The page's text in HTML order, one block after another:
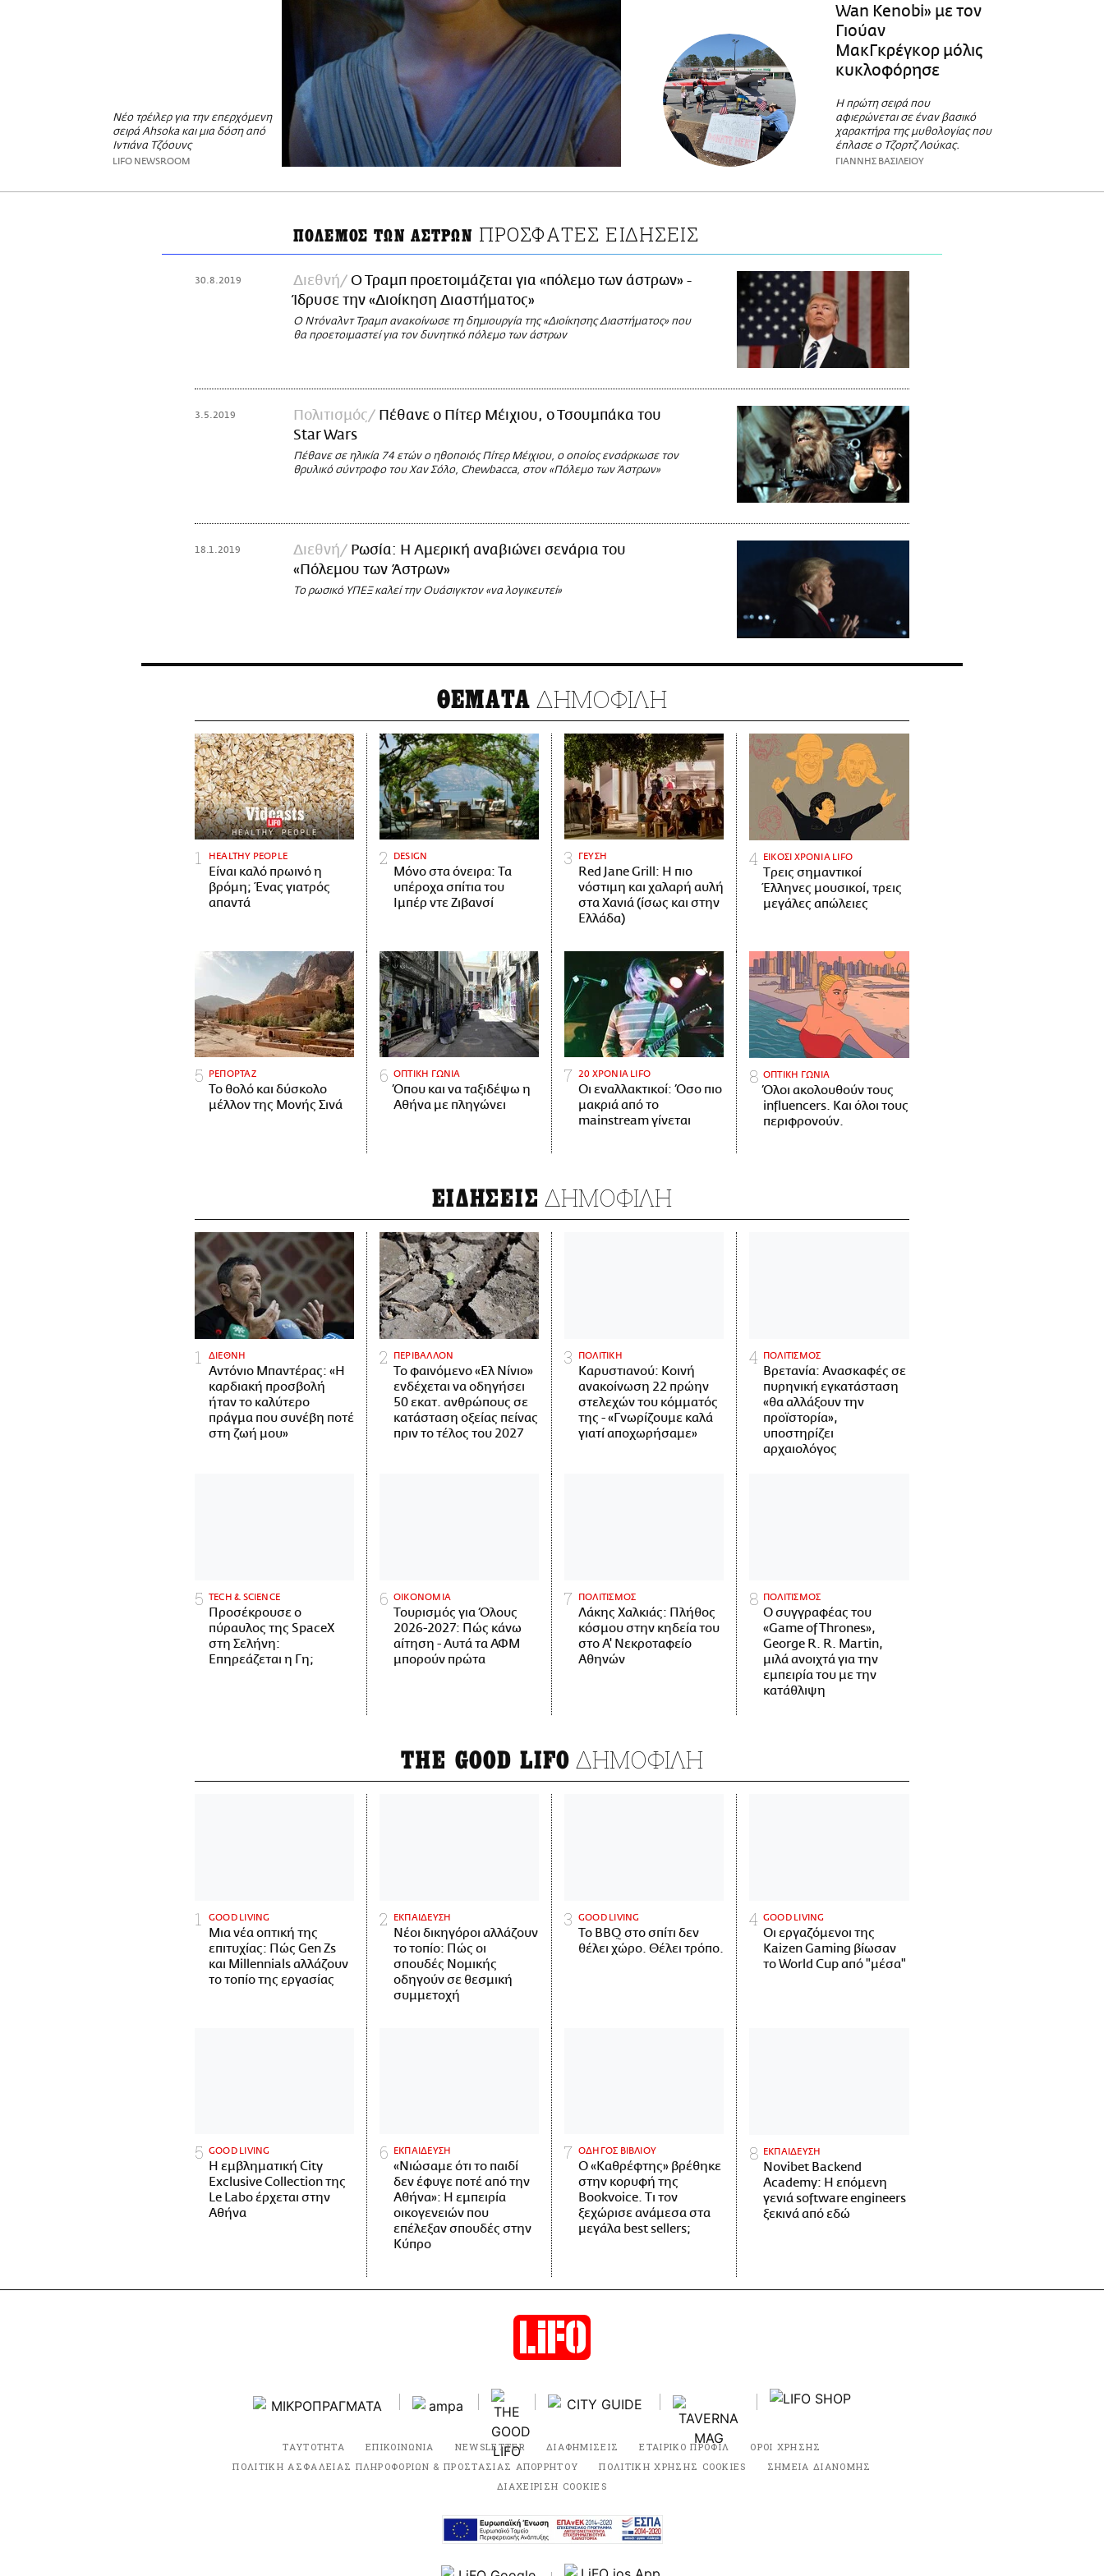
Nέο τρέιλερ για την επερχόμενη
σειρά Ahsoka και μια δόση από
Ιντιάνα Τζόουνς
LIFO NEWSROOM
Wan Kenobi» με τον
Γιούαν
ΜακΓκρέγκορ μόλις
κυκλοφόρησε
Η πρώτη σειρά που
αφιερώνεται σε έναν βασικό
χαρακτήρα της μυθολογίας που
έπλασε ο Τζορτζ Λούκας.
ΓΙΑΝΝΗΣ ΒΑΣΙΛΕΙΟΥ
ΠΟΛΕΜΟΣ ΤΩΝ ΑΣΤΡΩΝ ΠΡΟΣΦΑΤΕΣ ΕΙΔΗΣΕΙΣ
30.8.2019 Διεθνή
Ο Τραμπ προετοιμάζεται για «πόλεμο των άστρων» -
Ίδρυσε την «Διοίκηση Διαστήματος»
Ο Ντόναλντ Τραμπ ανακοίνωσε τη δημιουργία της «Διοίκησης Διαστήματος» που
θα προετοιμαστεί για τον δυνητικό πόλεμο των άστρων
3.5.2019 Πολιτισμός
Πέθανε ο Πίτερ Μέιχιου, ο Τσουμπάκα του
Star Wars
Πέθανε σε ηλικία 74 ετών ο ηθοποιός Πίτερ Μέιχιου, ο οποίος ενσάρκωσε τον
θρυλικό σύντροφο του Χαν Σόλο, Chewbacca, στον «Πόλεμο των Άστρων»
18.1.2019 Διεθνή
Ρωσία: Η Αμερική αναβιώνει σενάρια του
«Πόλεμου των Άστρων»
Το ρωσικό ΥΠΕΞ καλεί την Ουάσιγκτον «να λογικευτεί»
ΘΕΜΑΤΑ ΔΗΜΟΦΙΛΗ
HEALTHY PEOPLE
Είναι καλό πρωινό η
βρόμη; Ένας γιατρός
απαντά
DESIGN
Μόνο στα όνειρα: Τα
υπέροχα σπίτια του
Ιμπέρ ντε Ζιβανσί
ΓΕΥΣΗ
Red Jane Grill: Η πιο
νόστιμη και χαλαρή αυλή
στα Χανιά (ίσως και στην
Ελλάδα)
ΕΙΚΟΣΙ ΧΡΟΝΙΑ LIFO
Tρεις σημαντικοί
Έλληνες μουσικοί, τρεις
μεγάλες απώλειες
ΡΕΠΟΡΤΑΖ
Το θολό και δύσκολο
μέλλον της Μονής Σινά
ΟΠΤΙΚΗ ΓΩΝΙΑ
Όπου και να ταξιδέψω η
Αθήνα με πληγώνει
20 ΧΡΟΝΙΑ LIFO
Οι εναλλακτικοί: Όσο πιο
μακριά από το
mainstream γίνεται
ΟΠΤΙΚΗ ΓΩΝΙΑ
Όλοι ακολουθούν τους
influencers. Και όλοι τους
περιφρονούν.
ΕΙΔΗΣΕΙΣ ΔΗΜΟΦΙΛΗ
ΔΙΕΘΝΗ
Αντόνιο Μπαντέρας: «Η
καρδιακή προσβολή
ήταν το καλύτερο
πράγμα που συνέβη ποτέ
στη ζωή μου»
ΠΕΡΙΒΑΛΛΟΝ
Το φαινόμενο «Ελ Νίνιο»
ενδέχεται να οδηγήσει
50 εκατ. ανθρώπους σε
κατάσταση οξείας πείνας
πριν το τέλος του 2027
ΠΟΛΙΤΙΚΗ
Καρυστιανού: Κοινή
ανακοίνωση 22 πρώην
στελεχών του κόμματός
της - «Γνωρίζουμε καλά
γιατί αποχωρήσαμε»
ΠΟΛΙΤΙΣΜΟΣ
Βρετανία: Ανασκαφές σε
πυρηνική εγκατάσταση
«θα αλλάξουν την
προϊστορία»,
υποστηρίζει
αρχαιολόγος
ΤECH & SCIENCE
Προσέκρουσε ο
πύραυλος της SpaceX
στη Σελήνη:
Επηρεάζεται η Γη;
ΟΙΚΟΝΟΜΙΑ
Τουρισμός για Όλους
2026-2027: Πώς κάνω
αίτηση - Αυτά τα ΑΦΜ
μπορούν πρώτα
ΠΟΛΙΤΙΣΜΟΣ
Λάκης Χαλκιάς: Πλήθος
κόσμου στην κηδεία του
στο Α' Νεκροταφείο
Αθηνών
ΠΟΛΙΤΙΣΜΟΣ
Ο συγγραφέας του
«Game of Thrones»,
George R. R. Martin,
μιλά ανοιχτά για την
εμπειρία του με την
κατάθλιψη
THE GOOD LIFO ΔΗΜΟΦΙΛΗ
GOOD LIVING
Μια νέα οπτική της
επιτυχίας: Πώς Gen Zs
και Millennials αλλάζουν
το τοπίο της εργασίας
ΕΚΠΑΙΔΕΥΣΗ
Νέοι δικηγόροι αλλάζουν
το τοπίο: Πώς οι
σπουδές Νομικής
οδηγούν σε θεσμική
συμμετοχή
GOOD LIVING
Το BBQ στο σπίτι δεν
θέλει χώρο. Θέλει τρόπο.
GOOD LIVING
Οι εργαζόμενοι της
Kaizen Gaming βίωσαν
το World Cup από "μέσα"
GOOD LIVING
Η εμβληματική City
Exclusive Collection της
Le Labo έρχεται στην
Αθήνα
ΕΚΠΑΙΔΕΥΣΗ
«Νιώσαμε ότι το παιδί
δεν έφυγε ποτέ από την
Αθήνα»: Η εμπειρία
οικογενειών που
επέλεξαν σπουδές στην
Κύπρο
ΟΔΗΓΟΣ ΒΙΒΛΙΟΥ
Ο «Καθρέφτης» βρέθηκε
στην κορυφή της
Bookvoice. Τι τον
ξεχώρισε ανάμεσα στα
μεγάλα best sellers;
ΕΚΠΑΙΔΕΥΣΗ
Novibet Backend
Academy: Η επόμενη
γενιά software engineers
ξεκινά από εδώ
ΤΑΥΤΟΤΗΤΑ ΕΠΙΚΟΙΝΩΝΙΑ NEWSLETTER ΔΙΑΦΗΜΙΣΕΙΣ ΕΤΑΙΡΙΚΟ ΠΡΟΦΙΛ
ΟΡΟΙ ΧΡΗΣΗΣ
ΠΟΛΙΤΙΚΗ ΑΣΦΑΛΕΙΑΣ ΠΛΗΡΟΦΟΡΙΩΝ & ΠΡΟΣΤΑΣΙΑΣ ΑΠΟΡΡΗΤΟΥ
ΠΟΛΙΤΙΚΗ ΧΡΗΣΗΣ COOKIES
ΣΗΜΕΙΑ ΔΙΑΝΟΜΗΣ
ΔΙΑΧΕΙΡΙΣΗ COOKIES